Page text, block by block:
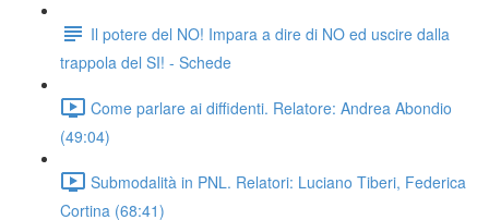
Il potere del NO! Impara a dire di NO ed uscire dalla
trappola del SI! - Schede
Come parlare ai diffidenti. Relatore: Andrea Abondio
(49:04)
Submodalità in PNL. Relatori: Luciano Tiberi, Federica
Cortina (68:41)